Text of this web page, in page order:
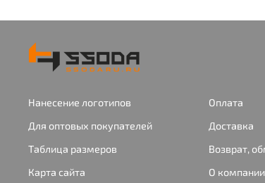
Нанесение логотипов
Для оптовых покупателей
Таблица размеров
Карта сайта
Оплата
Доставка
Возврат,
О компании